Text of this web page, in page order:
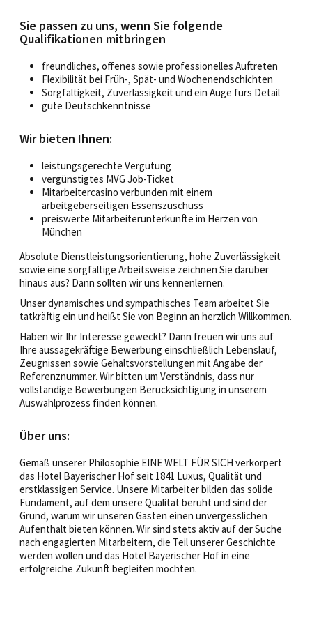
Sie passen zu uns, wenn Sie folgende
Qualifikationen mitbringen
freundliches, offenes sowie professionelles Auftreten
Flexibilität bei Früh-, Spät- und Wochenendschichten
Sorgfältigkeit, Zuverlässigkeit und ein Auge fürs Detail
gute Deutschkenntnisse
Wir bieten Ihnen:
leistungsgerechte Vergütung
vergünstigtes MVG Job-Ticket
Mitarbeitercasino verbunden mit einem
arbeitgeberseitigen Essenszuschuss
preiswerte Mitarbeiterunterkünfte im Herzen von
München
Absolute Dienstleistungsorientierung, hohe Zuverlässigkeit
sowie eine sorgfältige Arbeitsweise zeichnen Sie darüber
hinaus aus? Dann sollten wir uns kennenlernen.
Unser dynamisches und sympathisches Team arbeitet Sie
tatkräftig ein und heißt Sie von Beginn an herzlich Willkommen.
Haben wir Ihr Interesse geweckt? Dann freuen wir uns auf
Ihre aussagekräftige Bewerbung einschließlich Lebenslauf,
Zeugnissen sowie Gehaltsvorstellungen mit Angabe der
Referenznummer. Wir bitten um Verständnis, dass nur
vollständige Bewerbungen Berücksichtigung in unserem
Auswahlprozess finden können.
Über uns:
Gemäß unserer Philosophie EINE WELT FÜR SICH verkörpert
das Hotel Bayerischer Hof seit 1841 Luxus, Qualität und
erstklassigen Service. Unsere Mitarbeiter bilden das solide
Fundament, auf dem unsere Qualität beruht und sind der
Grund, warum wir unseren Gästen einen unvergesslichen
Aufenthalt bieten können. Wir sind stets aktiv auf der Suche
nach engagierten Mitarbeitern, die Teil unserer Geschichte
werden wollen und das Hotel Bayerischer Hof in eine
erfolgreiche Zukunft begleiten möchten.